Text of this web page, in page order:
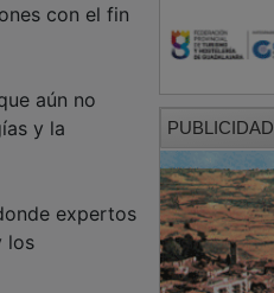
con el fin
aún no
y la
expertos
los
PUBLICIDAD